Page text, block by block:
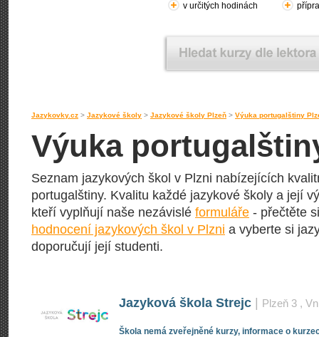
v určitých hodinách
Jazykovky.cz > Jazykové školy > Jazykové školy Plzeň > Výuka portugalštiny
Výuka
Seznam jazykových škol v Plzni nabízejících
portugalštiny. Kvalitu každé jazykové školy a její
kteří vyplňují naše nezávislé formuláře - přečtěte
hodnocení jazykových škol v Plzni a vyberte si
doporučují její studenti.
Jazyková škola Strejc Plzeň 3 ,
Škola nemá zveřejněné kurzy, informace o